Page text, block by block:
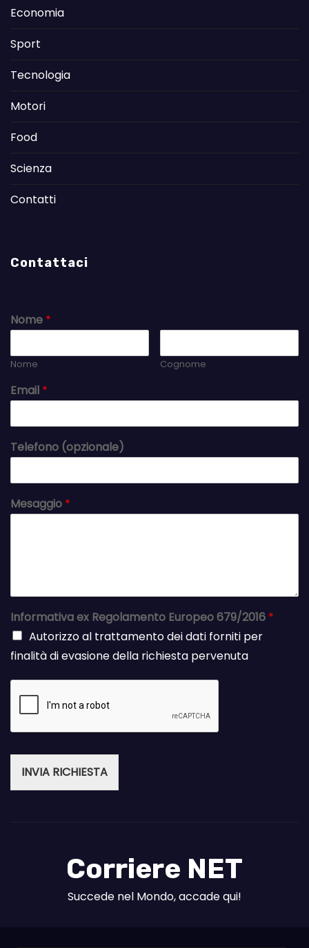
Economia
Sport
Tecnologia
Motori
Food
Scienza
Contatti
Contattaci
Nome *
Nome Cognome
Email *
Telefono (opzionale)
Mesaggio *
Informativa ex Regolamento Europeo 679/2016 *
Autorizzo al trattamento dei dati forniti per
finalità di evasione della richiesta pervenuta
INVIA RICHIESTA
Corriere NET
Succede nel Mondo, accade qui!